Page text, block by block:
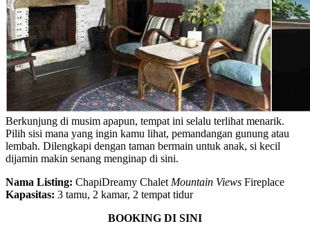
Berkunjung di musim apapun, tempat ini selalu terlihat menarik.
Pilih sisi mana yang ingin kamu lihat, pemandangan gunung atau
lembah. Dilengkapi dengan taman bermain untuk anak, si kecil
dijamin makin senang menginap di sini.
Nama Listing: ChapiDreamy Chalet Mountain Views Fireplace
Kapasitas: 3 tamu, 2 kamar, 2 tempat tidur
BOOKING DI SINI